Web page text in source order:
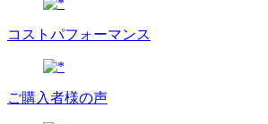
コストパフォーマンス
ご購入者様の声